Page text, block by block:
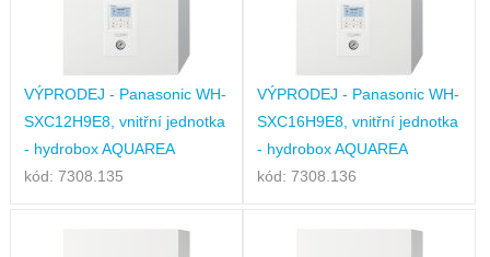
VÝPRODEJ - Panasonic WH-
SXC12H9E8, vnitřní jednotka
- hydrobox AQUAREA
kód: 7308.135
VÝPRODEJ - Panasonic WH-
SXC16H9E8, vnitřní jednotka
- hydrobox AQUAREA
kód: 7308.136